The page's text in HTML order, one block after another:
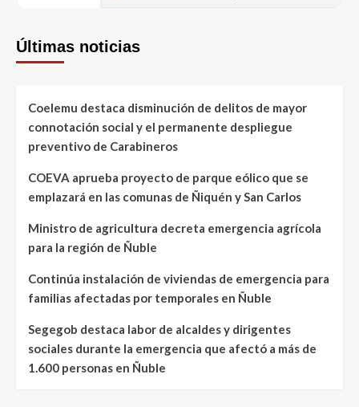
Últimas noticias
Coelemu destaca disminución de delitos de mayor
connotación social y el permanente despliegue
preventivo de Carabineros
COEVA aprueba proyecto de parque eólico que se
emplazará en las comunas de Ñiquén y San Carlos
Ministro de agricultura decreta emergencia agrícola
para la región de Ñuble
Continúa instalación de viviendas de emergencia para
familias afectadas por temporales en Ñuble
Segegob destaca labor de alcaldes y dirigentes
sociales durante la emergencia que afectó a más de
1.600 personas en Ñuble